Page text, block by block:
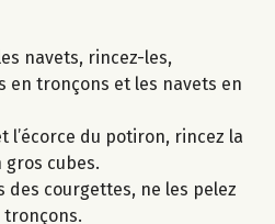
navets, rincez-les,
en tronçons et les navets en
l’écorce du potiron, rincez la
gros cubes.
des courgettes, ne les pelez
tronçons.